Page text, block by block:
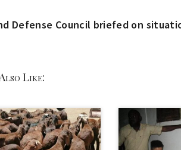
Defense Council briefed on
Like: